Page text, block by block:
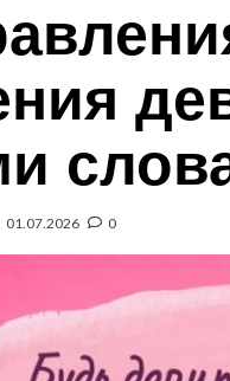
01.07.2026 0